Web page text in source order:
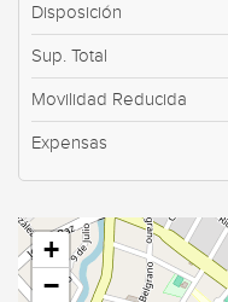
Disposición
Sup. Total
Movilidad Reducida
Expensas
+
−